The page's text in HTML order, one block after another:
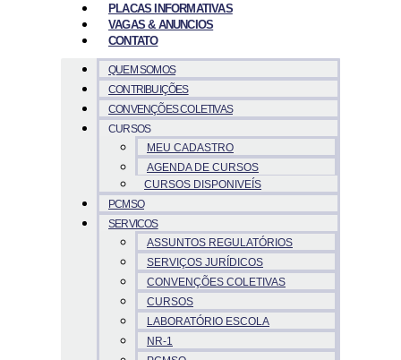
PLACAS INFORMATIVAS
VAGAS & ANUNCIOS
CONTATO
QUEM SOMOS
CONTRIBUIÇÕES
CONVENÇÕES COLETIVAS
CURSOS
MEU CADASTRO
AGENDA DE CURSOS
CURSOS DISPONIVEÍS
PCMSO
SERVICOS
ASSUNTOS REGULATÓRIOS
SERVIÇOS JURÍDICOS
CONVENÇÕES COLETIVAS
CURSOS
LABORATÓRIO ESCOLA
NR-1